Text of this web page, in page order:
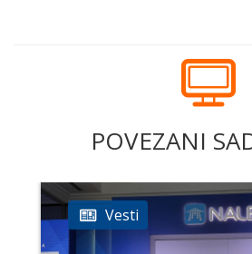
POVEZANI
Vesti